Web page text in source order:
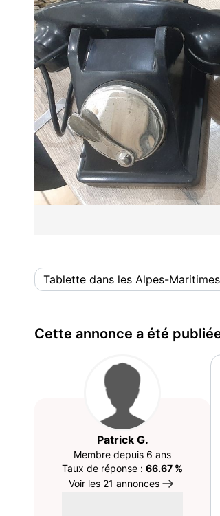
Tablette dans les Alpes-Maritimes
Cette annonce a été
Patrick G.
Membre depuis 6 ans
Taux de réponse : 66.67 %
Voir les 21 annonces